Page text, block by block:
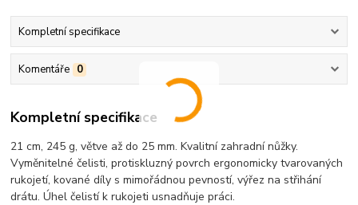
Kompletní specifikace
Komentáře 0
Kompletní specifikace
21 cm, 245 g, větve až do 25 mm. Kvalitní zahradní nůžky.
Vyměnitelné čelisti, protiskluzný povrch ergonomicky tvarovaných
rukojetí, kované díly s mimořádnou pevností, výřez na střihání
drátu. Úhel čelistí k rukojeti usnadňuje práci.